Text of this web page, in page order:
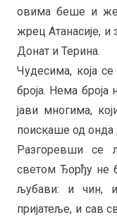
овима беше и
жрец Атанасије, и
Донат и Терина.
Чудесима, која
броја. Нема
јави многима,
поискаше од
Разгоревши се
светом Ђорђу не
љубави: и чин, и
пријатеље, и сав